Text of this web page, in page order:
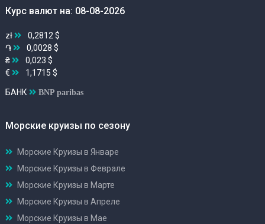
Курс валют на: 08-08-2026
zł
0,2812 $
֏
0,0028 $
₴
0,023 $
€
1,1715 $
БАНК BNP paribas
Морские круизы по сезону
Морские Круизы в Январе
Морские Круизы в Феврале
Морские Круизы в Марте
Морские Круизы в Апреле
Морские Круизы в Мае